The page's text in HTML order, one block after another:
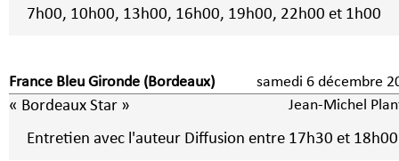
7h00, 10h00, 13h00, 16h00, 19h00, 22h00 et 1h00
France Bleu Gironde (Bordeaux) samedi 6 décembre
« Bordeaux Star » Jean-Michel
Entretien avec l'auteur Diffusion entre 17h30 et 18h00